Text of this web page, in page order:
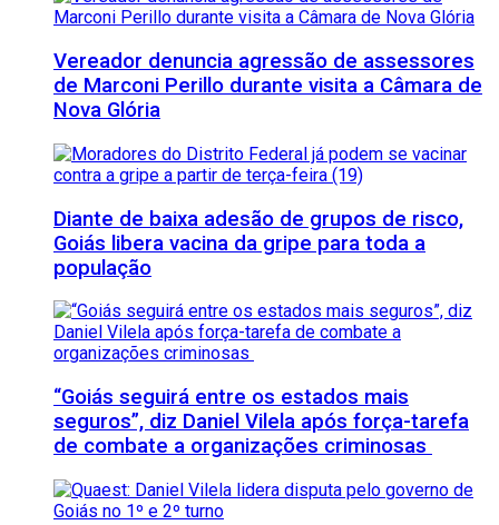
Vereador denuncia agressão de assessores
de Marconi Perillo durante visita a Câmara de
Nova Glória
Diante de baixa adesão de grupos de risco,
Goiás libera vacina da gripe para toda a
população
“Goiás seguirá entre os estados mais
seguros”, diz Daniel Vilela após força-tarefa
de combate a organizações criminosas